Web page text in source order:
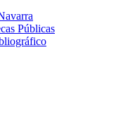
Públicas